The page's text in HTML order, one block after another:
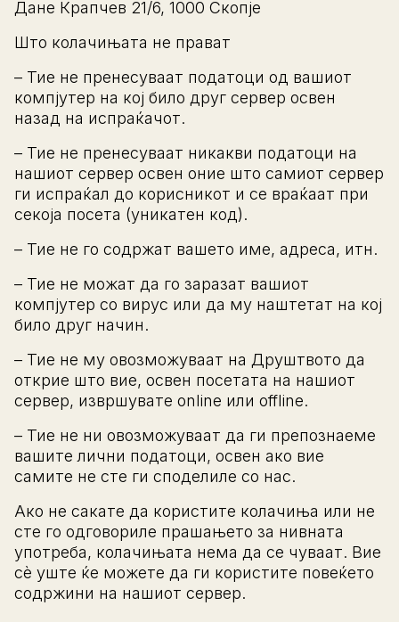
Дане Крапчев 21/6, 1000 Скопје
Што колачињата не прават
– Тие не пренесуваат податоци од вашиот
компјутер на кој било друг сервер освен
назад на испраќачот.
– Тие не пренесуваат никакви податоци на
нашиот сервер освен оние што самиот сервер
ги испраќал до корисникот и се враќаат при
секоја посета (уникатен код).
– Тие не го содржат вашето име, адреса, итн.
– Тие не можат да го заразат вашиот
компјутер со вирус или да му наштетат на кој
било друг начин.
– Тие не му овозможуваат на Друштвото да
открие што вие, освен посетата на нашиот
сервер, извршувате online или offline.
– Тие не ни овозможуваат да ги препознаеме
вашите лични податоци, освен ако вие
самите не сте ги споделиле со нас.
Ако не сакате да користите колачиња или не
сте го одговориле прашањето за нивната
употреба, колачињата нема да се чуваат. Вие
сè уште ќе можете да ги користите повеќето
содржини на нашиот сервер.